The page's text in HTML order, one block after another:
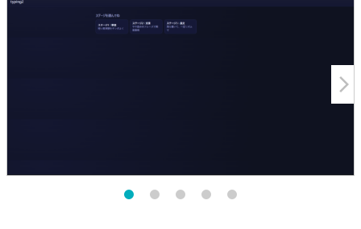
arrow_forward_ios